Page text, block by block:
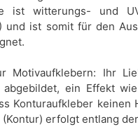
ist witterungs- und
und ist somit für den
Motivaufklebern: Ihr
ein Effekt
Konturaufkleber keinen
erfolgt entlang